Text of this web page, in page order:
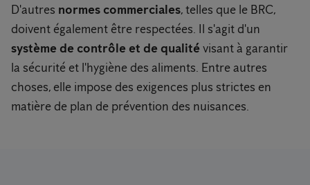
D'autres normes commerciales, telles que le BRC,
doivent également être respectées. Il s'agit d'un
système de contrôle et de qualité visant à garantir
la sécurité et l'hygiène des aliments. Entre autres
choses, elle impose des exigences plus strictes en
matière de plan de prévention des nuisances.